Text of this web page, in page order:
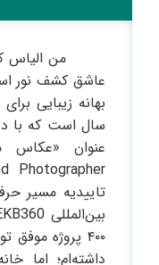
من الیاس
عاشق کشف نور
سال است که با
تاییدیه مسیر
۴۰۰ پروژه
داشته‌ام؛ اما